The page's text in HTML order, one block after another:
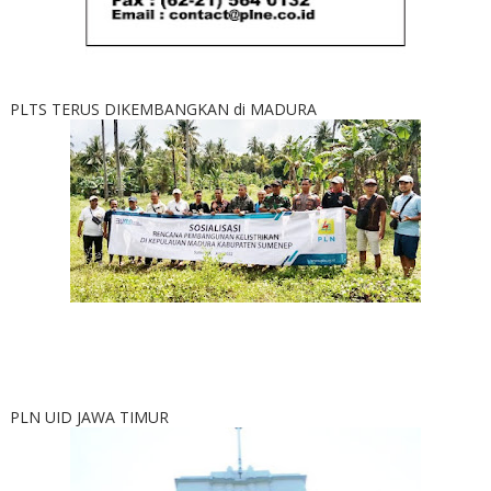
PLTS TERUS DIKEMBANGKAN di MADURA
PLN UID JAWA TIMUR